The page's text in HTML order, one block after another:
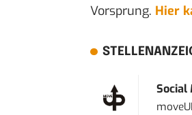
Vorsprung. Hier
Social